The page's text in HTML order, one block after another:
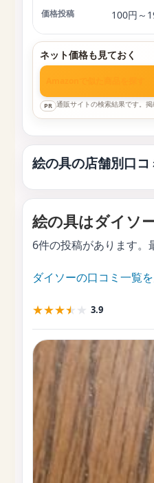
100円～
ネット価格も見ておく
PR 通販サイトの検索結果です。
絵の具の店舗別口コ
絵の具はダイソ
6件の投稿があります。
ダイソーの口コミ一覧
★★★★ ★ 3.9